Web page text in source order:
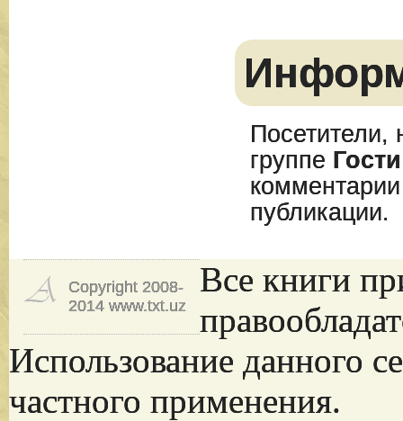
Посетители,
группе Гости
публикации.
Copyright 2008-
2014 www.txt.uz
Все книги
Использование данного
частного применения.